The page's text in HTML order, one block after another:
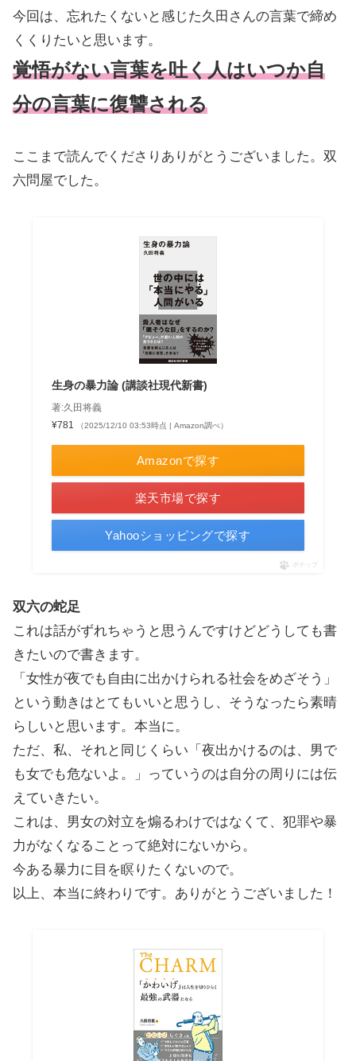
今回は、忘れたくないと感じた久田さんの言葉で締め
くくりたいと思います。
覚悟がない言葉を吐く人はいつか自
分の言葉に復讐される
ここまで読んでくださりありがとうございました。双
六問屋でした。
生身の暴力論 (講談社現代新書)
著:久田将義
¥781
（2025/12/10 03:53時点 | Amazon調べ）
Amazonで探す
楽天市場で探す
Yahooショッピングで探す
ポチップ
双六の蛇足
これは話がずれちゃうと思うんですけどどうしても書
きたいので書きます。
「女性が夜でも自由に出かけられる社会をめざそう」
という動きはとてもいいと思うし、そうなったら素晴
らしいと思います。本当に。
ただ、私、それと同じくらい「夜出かけるのは、男で
も女でも危ないよ。」っていうのは自分の周りには伝
えていきたい。
これは、男女の対立を煽るわけではなくて、犯罪や暴
力がなくなることって絶対にないから。
今ある暴力に目を瞑りたくないので。
以上、本当に終わりです。ありがとうございました！